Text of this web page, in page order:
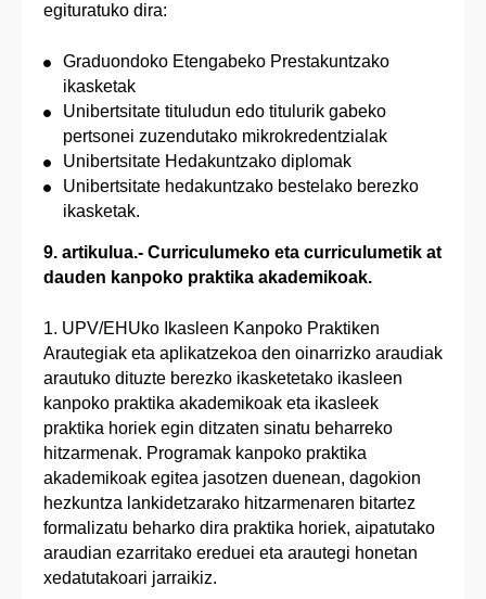
egituratuko dira:
Graduondoko Etengabeko Prestakuntzako
ikasketak
Unibertsitate tituludun edo titulurik gabeko
pertsonei zuzendutako mikrokredentzialak
Unibertsitate Hedakuntzako diplomak
Unibertsitate hedakuntzako bestelako berezko
ikasketak.
9. artikulua.- Curriculumeko eta curriculumetik at
dauden kanpoko praktika akademikoak.
1. UPV/EHUko Ikasleen Kanpoko Praktiken
Arautegiak eta aplikatzekoa den oinarrizko araudiak
arautuko dituzte berezko ikasketetako ikasleen
kanpoko praktika akademikoak eta ikasleek
praktika horiek egin ditzaten sinatu beharreko
hitzarmenak. Programak kanpoko praktika
akademikoak egitea jasotzen duenean, dagokion
hezkuntza lankidetzarako hitzarmenaren bitartez
formalizatu beharko dira praktika horiek, aipatutako
araudian ezarritako ereduei eta arautegi honetan
xedatutakoari jarraikiz.